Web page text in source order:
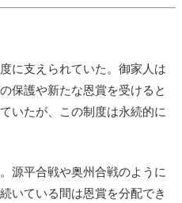
に支えられていた。御家人は
保護や新たな恩賞を受けると
いたが、この制度は永続的に
源平合戦や奥州合戦のように
いている間は恩賞を分配でき